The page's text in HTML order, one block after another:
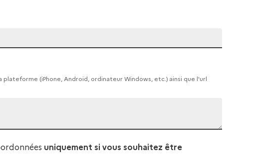
plateforme (iPhone, Android, ordinateur Windows, etc.) ainsi que l'url
uniquement si vous souhaitez être